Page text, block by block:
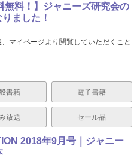
無料！】ジャニーズ研究会の
ました！
マイページより閲覧していただくこと
書籍 電子書籍
放題 セール品
2018年9月号｜ジャニー